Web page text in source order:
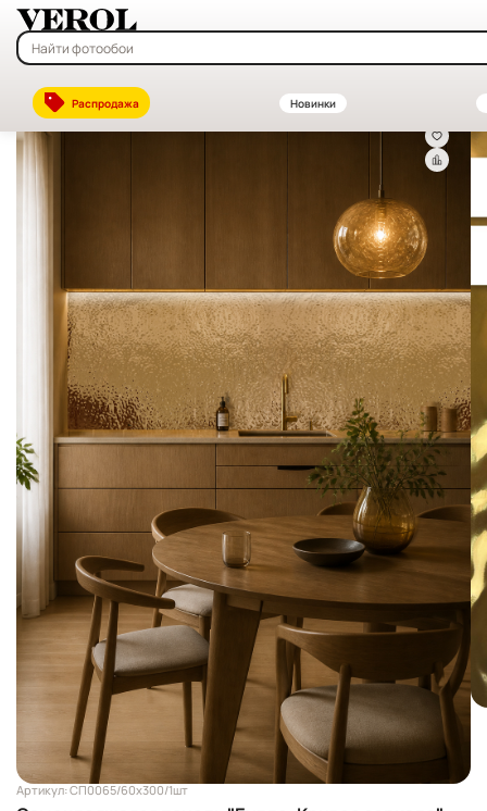
Распродажа Новинки
Главная—Каталог
Артикул: СП0065/60х300/1шт